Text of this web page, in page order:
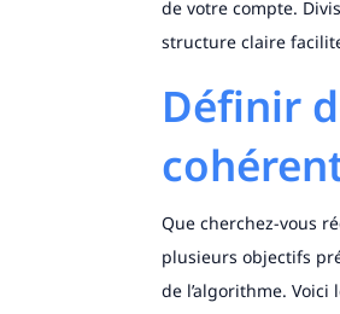
de votre compte.
structure claire
Définir
Que cherchez-vous
plusieurs objectifs
de l’algorithme.